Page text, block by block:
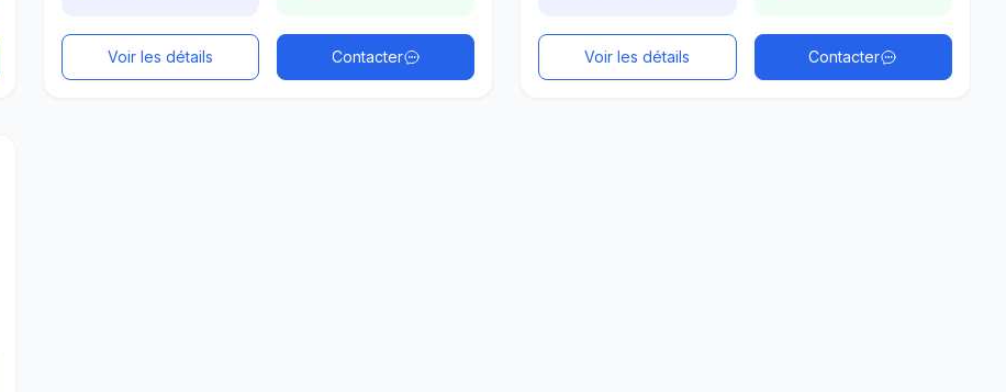
Voir les détails Contacter Voir les détails Contacter